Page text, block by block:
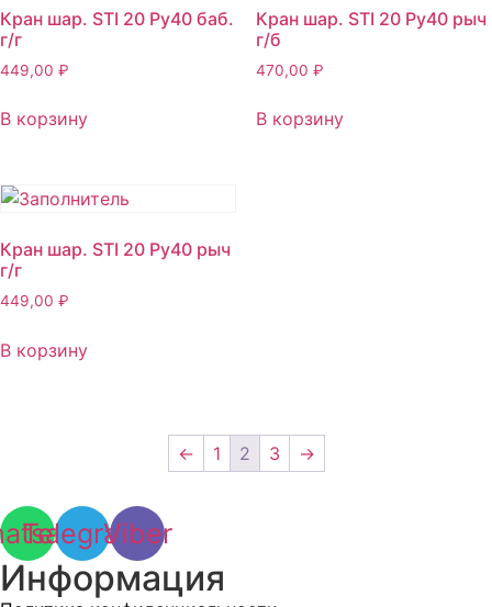
Кран шар. STI 20 Ру40 баб.
г/г
449,00 ₽
В корзину
Кран шар. STI 20 Ру40 рыч
г/б
470,00 ₽
В корзину
Кран шар. STI 20 Ру40 рыч
г/г
449,00 ₽
В корзину
← 1 2 3 →
Telegram
Viber
Информация